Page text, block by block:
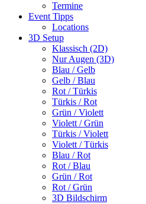
Termine
Event Tipps
Locations
3D Setup
Klassisch (2D)
Nur Augen (3D)
Blau / Gelb
Gelb / Blau
Rot / Türkis
Türkis / Rot
Grün / Violett
Violett / Grün
Türkis / Violett
Violett / Türkis
Blau / Rot
Rot / Blau
Grün / Rot
Rot / Grün
3D Bildschirm